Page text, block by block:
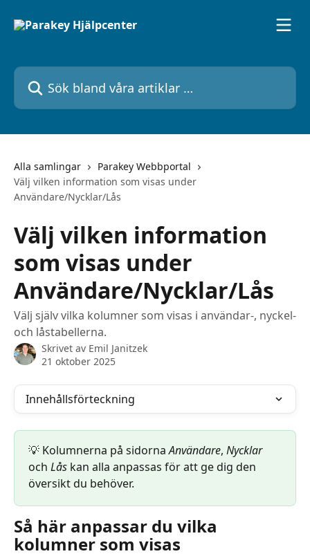
Sök bland våra artiklar …
Alla samlingar
Parakey Webbportal
Välj vilken information som visas under
Användare/Nycklar/Lås
Välj vilken information
som visas under
Användare/Nycklar/Lås
Välj själv vilka kolumner som visas i användar-, nyckel-
och låstabellerna.
Skrivet av Emil Janitzek
21 oktober 2025
Innehållsförteckning
💡 Kolumnerna på sidorna Användare, Nycklar
och Lås kan alla anpassas för att ge dig den
översikt du behöver.
Så här anpassar du vilka
kolumner som visas